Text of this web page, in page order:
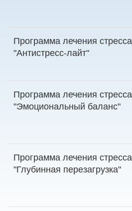
Программа лечения стресса
"Антистресс-лайт"
Программа лечения стресса
"Эмоциональный баланс"
Программа лечения стресса
"Глубинная перезагрузка"